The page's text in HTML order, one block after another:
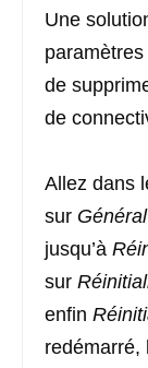
Une
de
de
Allez dans
sur Général
jusqu’à
sur
enfin
redémarré,